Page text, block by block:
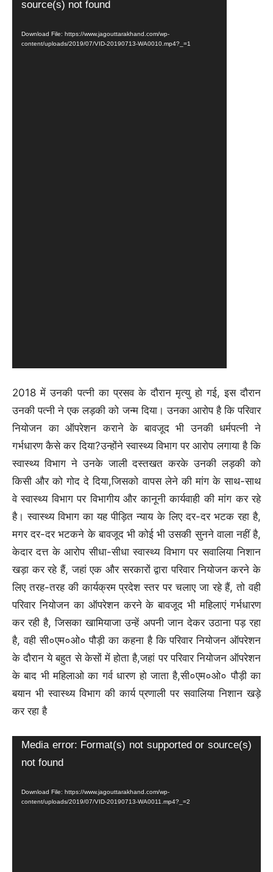
source(s) not found
Download File: https://www.jagouttarakhand.com/wp-
content/uploads/2019/07/VID-20190713-WA0010.mp4?_=1
2018 में उनकी पत्नी का प्रसव के दौरान मृत्यु हो गई, इस दौरान
उनकी पत्नी ने एक लड़की को जन्म दिया। उनका आरोप है कि परिवार
नियोजन का ऑपरेशन कराने के बावजूद भी उनकी धर्मपत्नी ने
गर्भधारण कैसे कर दिया?उन्होंने स्वास्थ्य विभाग पर आरोप लगाया है कि
स्वास्थ्य विभाग ने उनके जाली दस्तखत करके उनकी लड़की को
किसी और को गोद दे दिया,जिसको वापस लेने की मांग के साथ-साथ
वे स्वास्थ्य विभाग पर विभागीय और कानूनी कार्यवाही की मांग कर रहे
है। स्वास्थ्य विभाग का यह पीड़ित न्याय के लिए दर-दर भटक रहा है,
मगर दर-दर भटकने के बावजूद भी कोई भी उसकी सुनने वाला नहीं है,
केदार दत्त के आरोप सीधा-सीधा स्वास्थ्य विभाग पर सवालिया निशान
खड़ा कर रहे हैं, जहां एक और सरकारों द्वारा परिवार नियोजन करने के
लिए तरह-तरह की कार्यक्रम प्रदेश स्तर पर चलाए जा रहे हैं, तो वही
परिवार नियोजन का ऑपरेशन करने के बावजूद भी महिलाएं गर्भधारण
कर रही है, जिसका खामियाजा उन्हें अपनी जान देकर उठाना पड़ रहा
है, वही सी०एम०ओ० पौड़ी का कहना है कि परिवार नियोजन ऑपरेशन
के दौरान ये बहुत से केसों में होता है,जहां पर परिवार नियोजन ऑपरेशन
के बाद भी महिलाओ का गर्व धारण हो जाता है,सी०एम०ओ० पौड़ी का
बयान भी स्वास्थ्य विभाग की कार्य प्रणाली पर सवालिया निशान खड़े
कर रहा है
Video
Player
Media error: Format(s) not supported or source(s)
not found
Download File: https://www.jagouttarakhand.com/wp-
content/uploads/2019/07/VID-20190713-WA0011.mp4?_=2